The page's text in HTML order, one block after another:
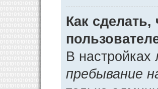
Как
В
пребывание